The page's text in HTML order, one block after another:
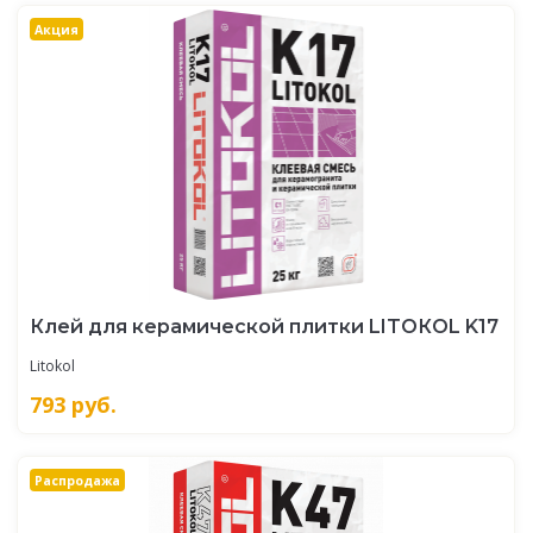
Акция
Клей для керамической плитки LITOКOL K17
Litokol
793 руб.
Распродажа